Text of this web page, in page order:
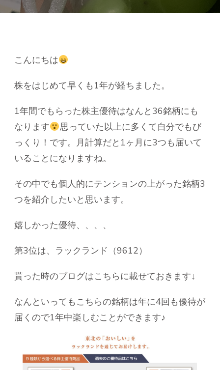
嬉
し
待
選！！
の
こんにちは
株をはじめて早くも1年が経ちました。
1年間でもらった株主優待はなんと36銘柄にも
なります
思っていた以上に多くて自分でもび
っくり！です。月計算だと1ヶ月に3つも届いて
いることになりますね。
その中でも個人的にテンションの上がった銘柄3
つを紹介したいと思います。
嬉しかった優待、、、、
第3位は、ラックランド（9612）
貰った時のブログはこちらに載せておきます↓
なんといってもこちらの銘柄は年に4回も優待が
届くので1年中楽しむことができます♪